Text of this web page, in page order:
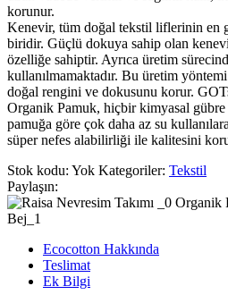
korunur.
Kenevir, tüm doğal tekstil liflerinin en
biridir. Güçlü dokuya sahip olan
özelliğe sahiptir. Ayrıca üretim
kullanılmamaktadır. Bu üretim
doğal rengini ve dokusunu korur.
Organik Pamuk, hiçbir kimyasal gübre
pamuğa göre çok daha az su
süper nefes alabilirliği ile kalitesini
Stok kodu: Yok Kategoriler: Tekstil
Paylaşın:
Ecocotton Hakkında
Teslimat
Ek Bilgi